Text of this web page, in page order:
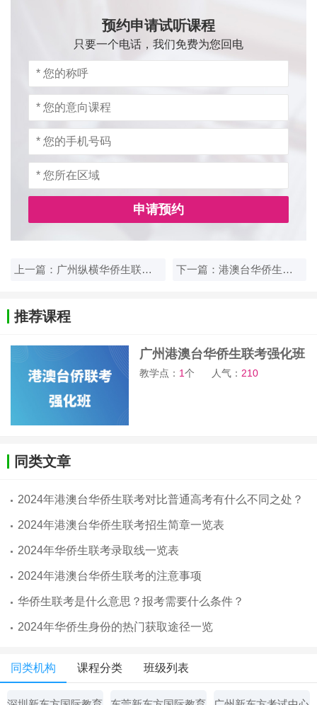
预约申请试听课程
只要一个电话，我们免费为您回电
申请预约
上一篇：广州纵横华侨生联考课程有什么优势？ 下一篇：港澳台华侨生联考有哪些优势？
推荐课程
广州港澳台华侨生联考强化班
教学点： 1个 人气： 210
同类文章
2024年港澳台华侨生联考对比普通高考有什么不同之处？
2024年港澳台华侨生联考招生简章一览表
2024年华侨生联考录取线一览表
2024年港澳台华侨生联考的注意事项
华侨生联考是什么意思？报考需要什么条件？
2024年华侨生身份的热门获取途径一览
同类机构 课程分类 班级列表